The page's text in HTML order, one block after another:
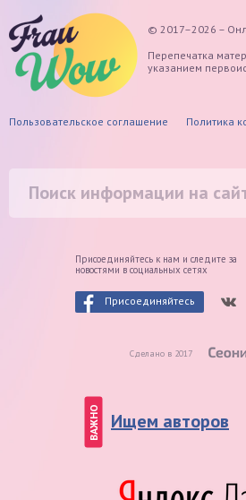
© 2017–2026 –
Перепечатка
указанием
Пользовательское соглашение Политика
Присоединяйтесь к нам и следите за
новостями в социальных сетях
Присоединяйтесь
Сделано в 2017
ВАЖНО Ищем авторов